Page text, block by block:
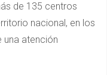
de 135 centros
nacional, en los
una atención